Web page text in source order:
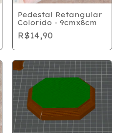
Pedestal Retangular
Colorido - 9cmx8cm
R$14,90